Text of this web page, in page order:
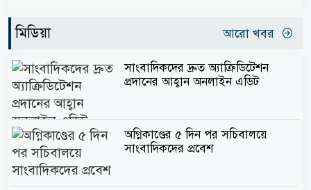
মিডিয়া আরো খবর
সাংবাদিকদের দ্রুত অ্যাক্রিডিটেশন
প্রদানের আহ্বান অনলাইন এডিট
অগ্নিকাণ্ডের ৫ দিন পর সচিবালয়ে
সাংবাদিকদের প্রবেশ